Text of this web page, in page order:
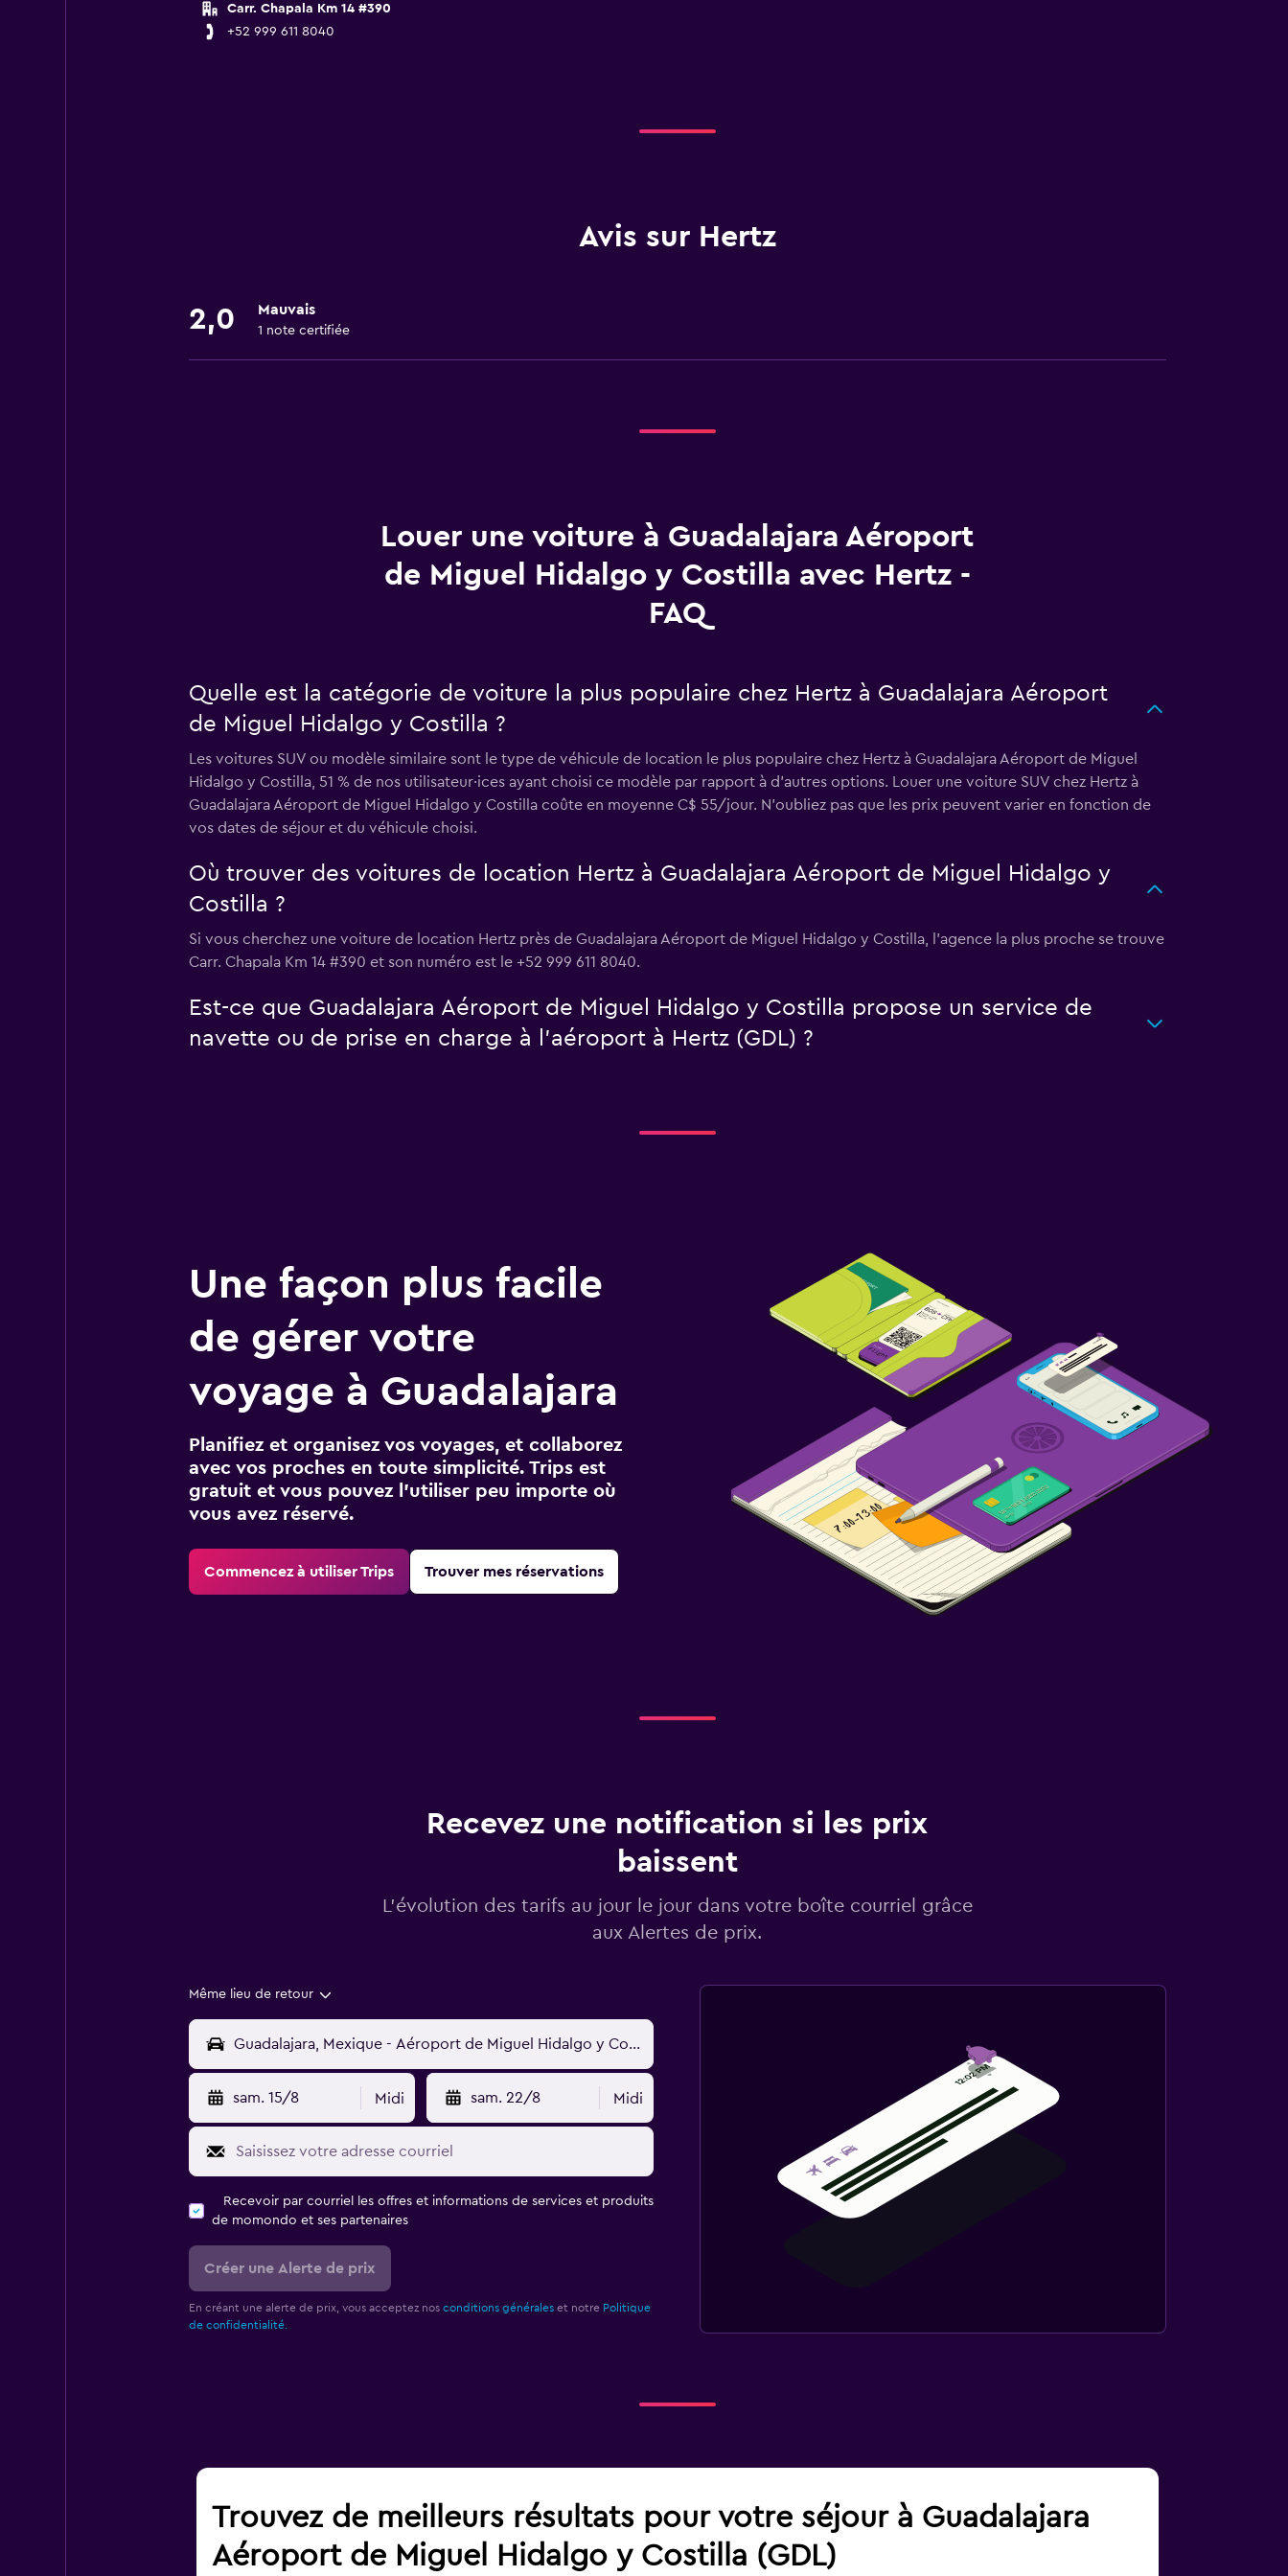
Carr. Chapala Km 14 #390
+52 999 611 8040
Avis sur Hertz
2,0 Mauvais
1 note certifiée
Louer une voiture à Guadalajara Aéroport
de Miguel Hidalgo y Costilla avec Hertz -
FAQ
Quelle est la catégorie de voiture la plus populaire chez Hertz à Guadalajara Aéroport
de Miguel Hidalgo y Costilla ?
Les voitures SUV ou modèle similaire sont le type de véhicule de location le plus populaire chez Hertz à Guadalajara Aéroport de Miguel
Hidalgo y Costilla, 51 % de nos utilisateur·ices ayant choisi ce modèle par rapport à d’autres options. Louer une voiture SUV chez Hertz à
Guadalajara Aéroport de Miguel Hidalgo y Costilla coûte en moyenne C$ 55/jour. N'oubliez pas que les prix peuvent varier en fonction de
vos dates de séjour et du véhicule choisi.
Où trouver des voitures de location Hertz à Guadalajara Aéroport de Miguel Hidalgo y
Costilla ?
Si vous cherchez une voiture de location Hertz près de Guadalajara Aéroport de Miguel Hidalgo y Costilla, l’agence la plus proche se trouve
Carr. Chapala Km 14 #390 et son numéro est le +52 999 611 8040.
Est-ce que Guadalajara Aéroport de Miguel Hidalgo y Costilla propose un service de
navette ou de prise en charge à l’aéroport à Hertz (GDL) ?
Une façon plus facile
de gérer votre
voyage à Guadalajara
Planifiez et organisez vos voyages, et collaborez
avec vos proches en toute simplicité. Trips est
gratuit et vous pouvez l’utiliser peu importe où
vous avez réservé.
Commencez à utiliser Trips Trouver mes réservations
Recevez une notification si les prix
baissent
L’évolution des tarifs au jour le jour dans votre boîte courriel grâce
aux Alertes de prix.
Même lieu de retour
sam. 15/8 Midi sam. 22/8 Midi
Recevoir par courriel les offres et informations de services et produits
de momondo et ses partenaires
Créer une Alerte de prix
En créant une alerte de prix, vous acceptez nos conditions généraleset notre Politique
de confidentialité.
Trouvez de meilleurs résultats pour votre séjour à Guadalajara
Aéroport de Miguel Hidalgo y Costilla (GDL)